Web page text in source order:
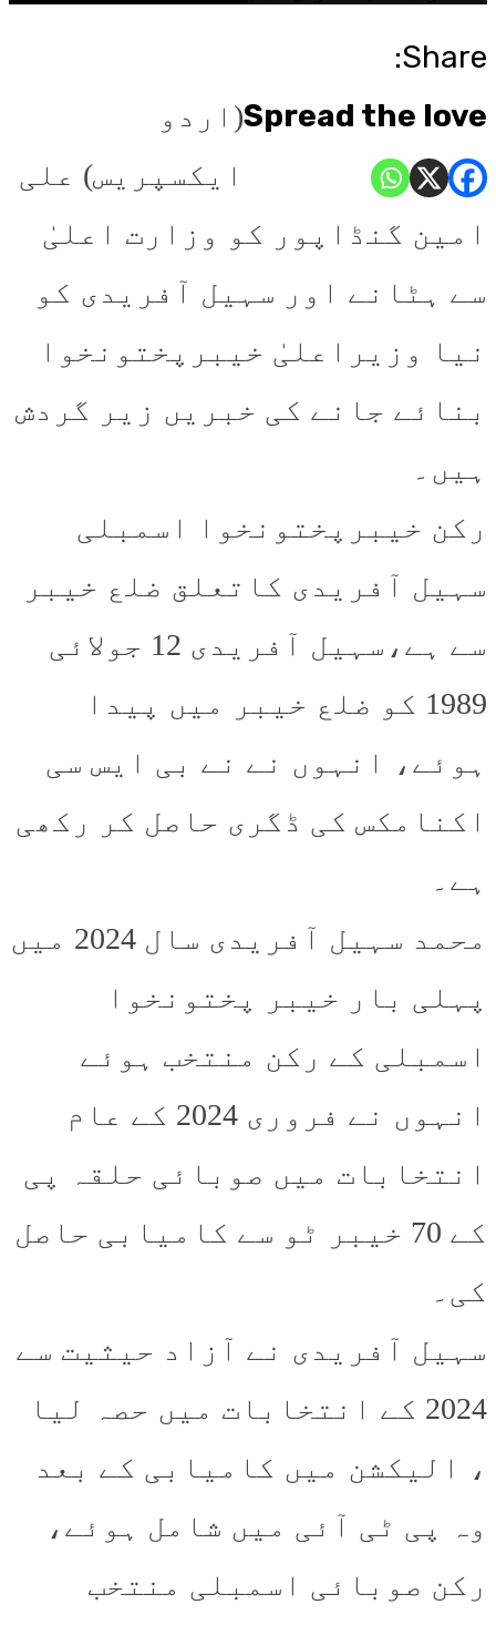
Share:
Spread the love(اردو
ایکسپریس) علی
امین گنڈاپور کو وزارت اعلیٰ
سے ہٹانے اور سہیل آفریدی کو
نیا وزیراعلیٰ خیبرپختونخوا
بنائے جانے کی خبریں زیر گردش
ہیں۔
رکن خیبرپختونخوا اسمبلی
سہیل آفریدی کاتعلق ضلع خیبر
سے ہے،سہیل آفریدی 12 جولائی
1989 کو ضلع خیبر میں پیدا
ہوئے، انہوں نے نے بی ایس سی
اکنامکس کی ڈگری حاصل کر رکھی
ہے۔
محمد سہیل آفریدی سال 2024 میں
پہلی بار خیبر پختونخوا
اسمبلی کے رکن منتخب ہوئے
انہوں نے فروری 2024 کے عام
انتخابات میں صوبائی حلقہ پی
کے 70 خیبر ٹو سے کامیابی حاصل
کی۔
سہیل آفریدی نے آزاد حیثیت سے
2024 کے انتخابات میں حصہ لیا
، الیکشن میں کامیابی کے بعد
وہ پی ٹی آئی میں شامل ہوئے،
رکن صوبائی اسمبلی منتخب